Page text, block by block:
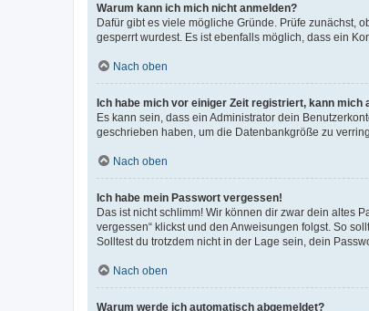
Warum kann ich mich nicht anmelden?
Dafür gibt es viele mögliche Gründe. Prüfe zunächst,
gesperrt wurdest. Es ist ebenfalls möglich, dass ein
Nach oben
Ich habe mich vor einiger Zeit registriert, kann mich
Es kann sein, dass ein Administrator dein
geschrieben haben, um die Datenbankgröße zu
Nach oben
Ich habe mein Passwort vergessen!
Das ist nicht schlimm! Wir können dir zwar dein altes
vergessen“ klickst und den Anweisungen folgst. So
Solltest du trotzdem nicht in der Lage sein, dein
Nach oben
Warum werde ich automatisch abgemeldet?